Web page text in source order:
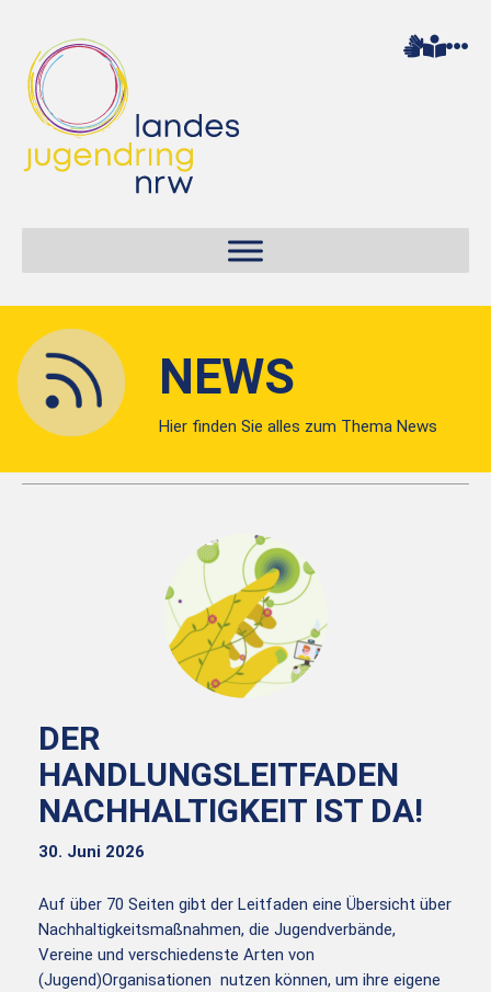
NEWS
Hier finden Sie alles zum Thema News
DER
HANDLUNGSLEITFADEN
NACHHALTIGKEIT IST DA!
30. Juni 2026
Auf über 70 Seiten gibt der Leitfaden eine Übersicht über
Nachhaltigkeitsmaßnahmen, die Jugendverbände,
Vereine und verschiedenste Arten von
(Jugend)Organisationen nutzen können, um ihre eigene